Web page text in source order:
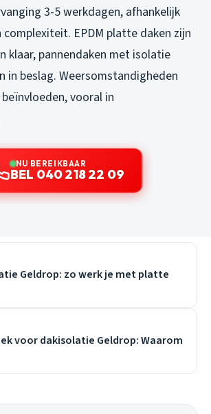
3-5 werkdagen, afhankelijk
EPDM platte daken zijn
klaar, pannendaken met isolatie
in beslag. Weersomstandigheden
vooral in
NU BEREIKBAAR
BEL 040 218 22 09
Geldrop: zo werk je met platte
voor dakisolatie Geldrop: Waarom